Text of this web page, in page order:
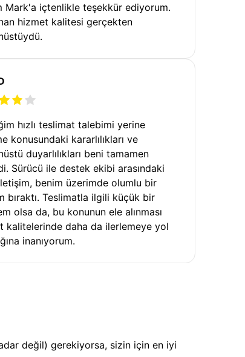
Mark'a içtenlikle teşekkür ediyorum.
hizmet kalitesi gerçekten
hızlı teslimat talebimi yerine
konusundaki kararlılıkları ve
duyarlılıkları beni tamamen
Sürücü ile destek ekibi arasındaki
benim üzerimde olumlu bir
bıraktı. Teslimatla ilgili küçük bir
olsa da, bu konunun ele alınması
kalitelerinde daha da ilerlemeye yol
inanıyorum.
değil) gerekiyorsa, sizin için en iyi